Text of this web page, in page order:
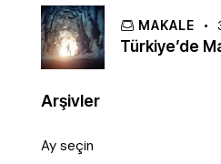
MAKALE
Türkiye’de
Arşivler